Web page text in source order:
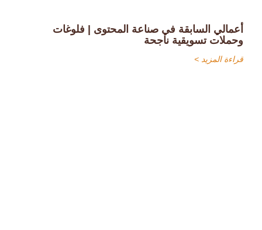
أعمالي السابقة في صناعة المحتوى | فلوغات
وحملات تسويقية ناجحة
قراءة المزيد >